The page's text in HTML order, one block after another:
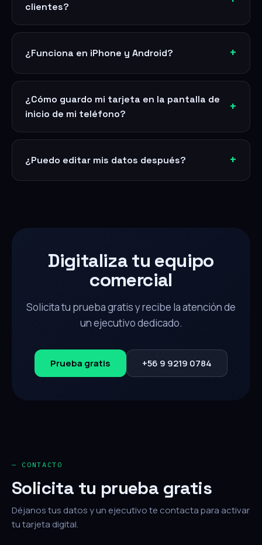
clientes?
¿Funciona en iPhone y Android?
¿Cómo guardo mi tarjeta en la pantalla de
inicio de mi teléfono?
¿Puedo editar mis datos después?
Digitaliza tu equipo
comercial
Solicita tu prueba gratis y recibe la atención de
un ejecutivo dedicado.
Prueba gratis +56 9 9219 0784
— CONTACTO
Solicita tu prueba gratis
Déjanos tus datos y un ejecutivo te contacta para activar
tu tarjeta digital.